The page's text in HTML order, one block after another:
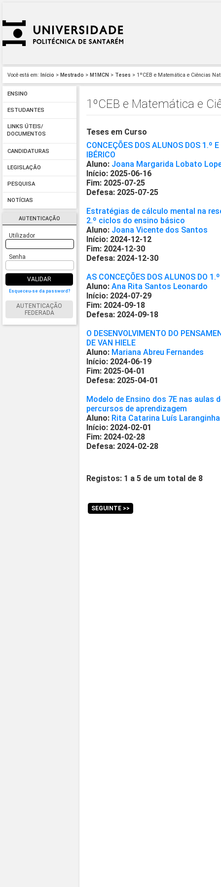
Você está em: Início > Mestrado > M1MCN > Teses > 1ºCEB e Matemática e Ciências
ENSINO
ESTUDANTES
LINKS ÚTEIS/
DOCUMENTOS
CANDIDATURAS
LEGISLAÇÃO
PESQUISA
NOTÍCIAS
AUTENTICAÇÃO
Utilizador
Senha
VALIDAR
Esqueceu-se da password?
AUTENTICAÇÃO
FEDERADA
1ºCEB e Matemática e
Teses em Curso
CONCEÇÕES DOS ALUNOS DOS 1.º
IBÉRICO
Aluno: Joana Margarida Lobato
Início: 2025-06-16
Fim: 2025-07-25
Defesa: 2025-07-25
Estratégias de cálculo mental na
2.º ciclos do ensino básico
Aluno: Joana Vicente dos Santos
Início: 2024-12-12
Fim: 2024-12-30
Defesa: 2024-12-30
AS CONCEÇÕES DOS ALUNOS DO
Aluno:Ana Rita Santos Leonardo
Início: 2024-07-29
Fim: 2024-09-18
Defesa: 2024-09-18
O DESENVOLVIMENTO DO
DE VAN HIELE
Aluno: Mariana Abreu Fernandes
Início: 2024-06-19
Fim: 2025-04-01
Defesa: 2025-04-01
Modelo de Ensino dos 7E nas aulas
percursos de aprendizagem
Aluno: Rita Catarina Luís Laranginha
Início: 2024-02-01
Fim: 2024-02-28
Defesa: 2024-02-28
Registos: 1 a 5 de um total de 8